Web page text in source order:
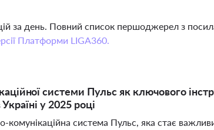
за день. Повний список першоджерел з
Платформи LIGA360.
системи Пульс як ключового
у 2025 році
комунікаційна система Пульс, яка стає